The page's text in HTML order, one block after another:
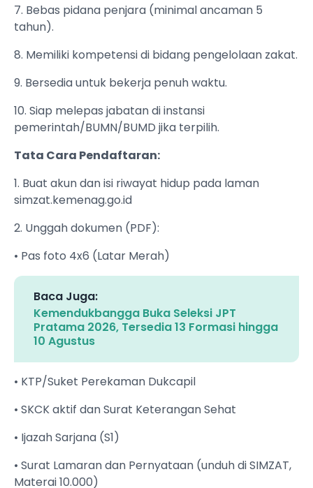
7. Bebas pidana penjara (minimal ancaman 5
tahun).
8. Memiliki kompetensi di bidang pengelolaan zakat.
9. Bersedia untuk bekerja penuh waktu.
10. Siap melepas jabatan di instansi
pemerintah/BUMN/BUMD jika terpilih.
Tata Cara Pendaftaran:
1. Buat akun dan isi riwayat hidup pada laman
simzat.kemenag.go.id
2. Unggah dokumen (PDF):
• Pas foto 4x6 (Latar Merah)
Baca Juga:
Kemendukbangga Buka Seleksi JPT
Pratama 2026, Tersedia 13 Formasi hingga
10 Agustus
• KTP/Suket Perekaman Dukcapil
• SKCK aktif dan Surat Keterangan Sehat
• Ijazah Sarjana (S1)
• Surat Lamaran dan Pernyataan (unduh di SIMZAT,
Materai 10.000)